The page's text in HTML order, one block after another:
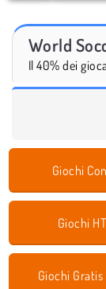
World
Il 40% dei
Giochi
Giochi
Giochi